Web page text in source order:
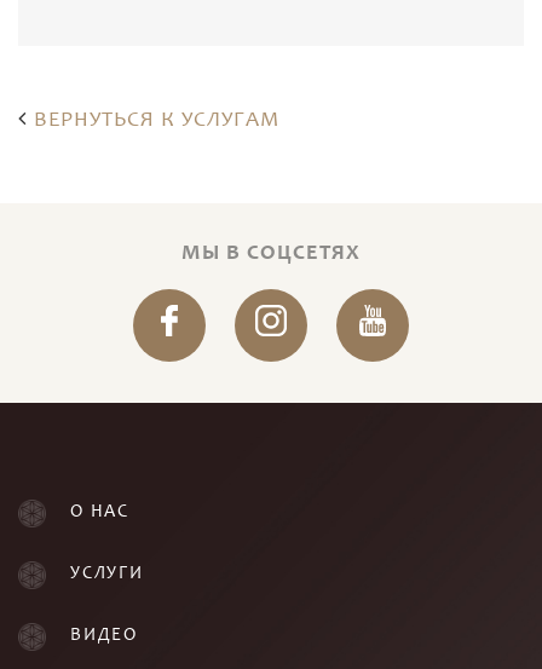
ВЕРНУТЬСЯ К УСЛУГАМ
МЫ В СОЦСЕТЯХ
О НАС
УСЛУГИ
ВИДЕО